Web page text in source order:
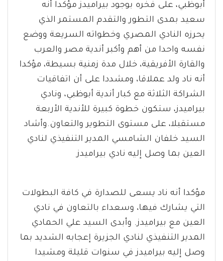
أبوظبي، على فخره بوجود بيراميدز مؤكدا أنه
سعيد بمدى التطور والتقدم المستمر الذي
يحرزه النادي المصري وخطواته السريعة ووضع
نفسه واحدا من أهم وأكبر أندية مصر والعرب
والقارة الأفريقية، خلال مدة زمنية بسيطة، مؤكدا
أنه ناد ولد عملاقا، ومشددا على أن اتفاقيات
الشراكة الثلاثة مع كبار أندية أبوظبي، ونادي
بيراميدز، ستكون خطوة كبيرة للأندية الأربعة
مستقبلا، على مستوى التطوير والتعاون.وأشاد
السيد خلفان الشامسي المدير التنفيذي لنادي
العين بما وصل إليه نادي بيراميدز
مؤكدا أنه ناد يسعى للصدارة في كافة البطولات
التي يشارك فيها، وسعداء بالتعاون في نادي
العين مع بيراميدز. وأبدى السيد علي الحمادي
المدير التنفيذي لنادي الجزيرة إعجابه الشديد بما
وصل إليه بيراميدز في سنوات قليلة ومشيدا